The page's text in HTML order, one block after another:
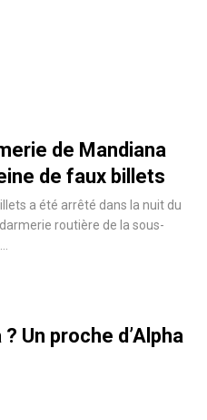
de Mandiana
de faux billets
a été arrêté dans la nuit du
routière de la sous-
Un proche d’Alpha